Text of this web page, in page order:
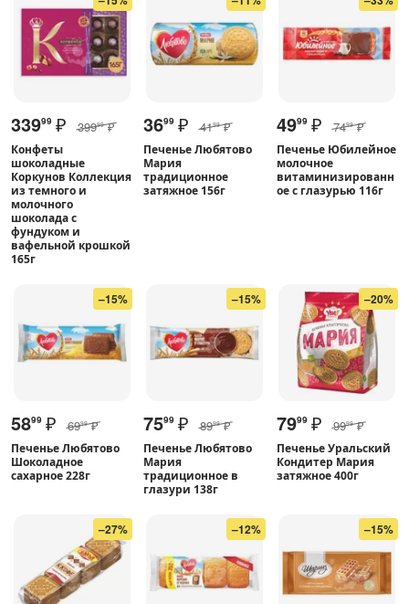
33999 ₽ 39999 ₽
Конфеты
шоколадные
Коркунов Коллекция
из темного и
молочного
шоколада с
фундуком и
вафельной крошкой
165г
3699 ₽ 4199 ₽
Печенье Любятово
Мария
традиционное
затяжное 156г
4999 ₽ 7499 ₽
Печенье Юбилейное
молочное
витаминизированн
ое с глазурью 116г
–15%
5899 ₽ 6999 ₽
Печенье Любятово
Шоколадное
сахарное 228г
–15%
7599 ₽ 8999 ₽
Печенье Любятово
Мария
традиционное в
глазури 138г
–20%
7999 ₽ 9999 ₽
Печенье Уральский
Кондитер Мария
затяжное 400г
–27% –12% –15%